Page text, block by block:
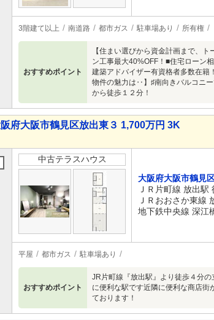
3階建て以上 南道路 都市ガス 駐車場あり 所有権
おすすめポイント
【住まい選びから資金計画まで、
ン工事最大40%OFF！■住宅ローン
建築アドバイザー有資格者多数在
物件の魅力は‥】♯南向きバルコニー
から徒歩１２分！
府大阪市鶴見区放出東３ 1,700万円 3K
中古テラスハウス
大阪府大阪市鶴見
ＪＲ片町線 放出駅
ＪＲおおさか東線
地下鉄中央線 深江
平屋 都市ガス 駐車場あり
おすすめポイント
JR片町線『放出駅』より徒歩４分
に便利な駅です近隣に便利な商店街
ております！